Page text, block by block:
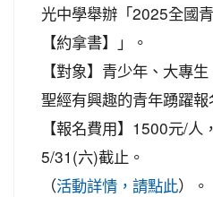
光中學舉辦「2025全國
【約拿書】」。
【對象】青少年、大專
聖經有興趣的青年踴躍報
【報名費用】1500元/人
5/31(六)截止。
（活動詳情，請點此）。